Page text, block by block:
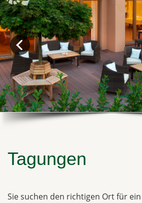
Tagungen
Sie suchen den richtigen Ort für